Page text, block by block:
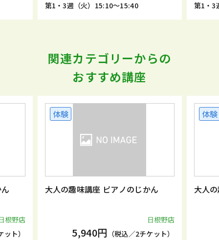
第1・3週（火）15:10～15:40
第1・3
関連カテゴリーからの
おすすめ講座
根野店
ト）
体験
大人の趣味講座 ピアノのじかん
日根野店
5,940円 （税込／2チケット）
体験
大人